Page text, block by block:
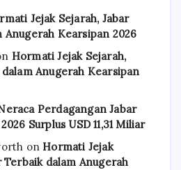
Jejak Sejarah, Jabar
Anugerah Kearsipan 2026
Hormati Jejak Sejarah,
Anugerah Kearsipan
Perdagangan Jabar
Surplus USD 11,31 Miliar
on Hormati Jejak
Terbaik dalam Anugerah